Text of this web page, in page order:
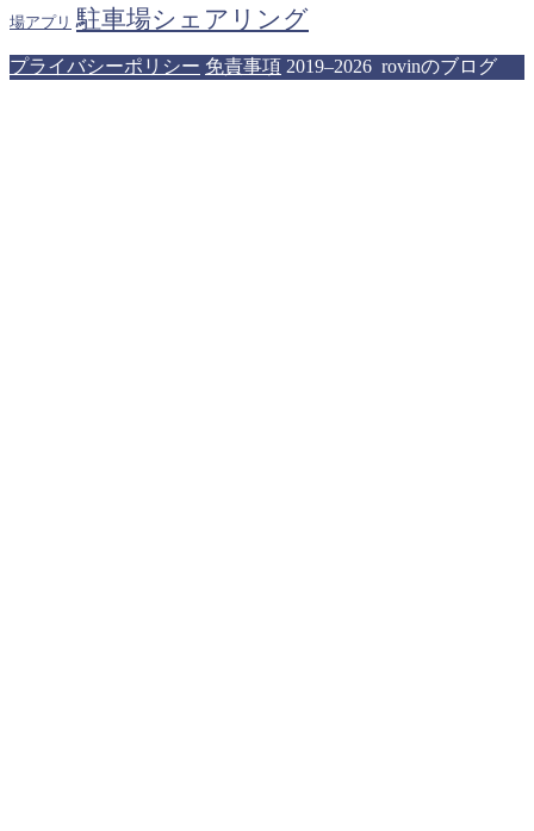
場アプリ 駐車場シェアリング
プライバシーポリシー 免責事項 2019–2026 rovinのブログ